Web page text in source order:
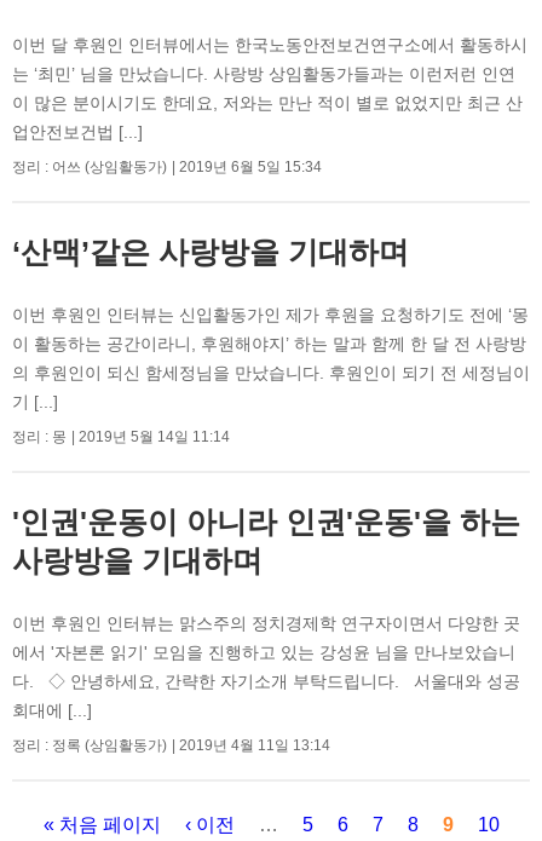
이번 달 후원인 인터뷰에서는 한국노동안전보건연구소에서 활동하시
는 ‘최민’ 님을 만났습니다. 사랑방 상임활동가들과는 이런저런 인연
이 많은 분이시기도 한데요, 저와는 만난 적이 별로 없었지만 최근 산
업안전보건법 [...]
정리 : 어쓰 (상임활동가) 2019년 6월 5일 15:34
‘산맥’같은 사랑방을 기대하며
이번 후원인 인터뷰는 신입활동가인 제가 후원을 요청하기도 전에 ‘몽
이 활동하는 공간이라니, 후원해야지’ 하는 말과 함께 한 달 전 사랑방
의 후원인이 되신 함세정님을 만났습니다. 후원인이 되기 전 세정님이
기 [...]
정리 : 몽 2019년 5월 14일 11:14
'인권'운동이 아니라 인권'운동'을 하는
사랑방을 기대하며
이번 후원인 인터뷰는 맑스주의 정치경제학 연구자이면서 다양한 곳
에서 '자본론 읽기' 모임을 진행하고 있는 강성윤 님을 만나보았습니
다. ◇ 안녕하세요, 간략한 자기소개 부탁드립니다. 서울대와 성공
회대에 [...]
정리 : 정록 (상임활동가) 2019년 4월 11일 13:14
« 처음 페이지 ‹ 이전 … 5 6 7 8 9
10